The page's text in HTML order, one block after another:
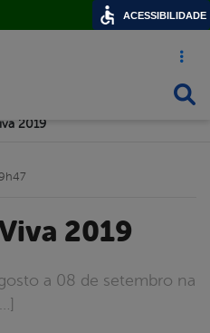
Acesso
2019
2019
ACESSIBILIDADE